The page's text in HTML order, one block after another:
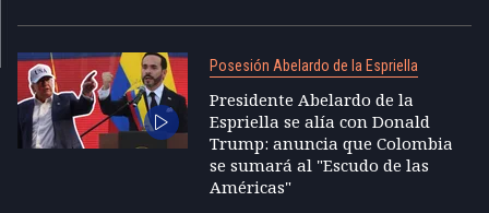
Posesión Abelardo de la Espriella
Presidente Abelardo de la
Espriella se alía con Donald
Trump: anuncia que Colombia
se sumará al "Escudo de las
Américas"